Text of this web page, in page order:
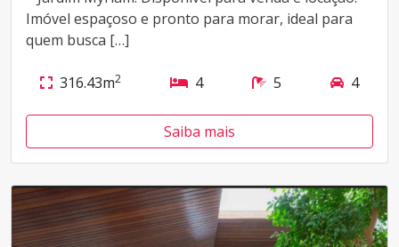
Imóvel espaçoso e pronto para morar, ideal para
quem busca […]
316.43m2 4 5 4
Saiba mais